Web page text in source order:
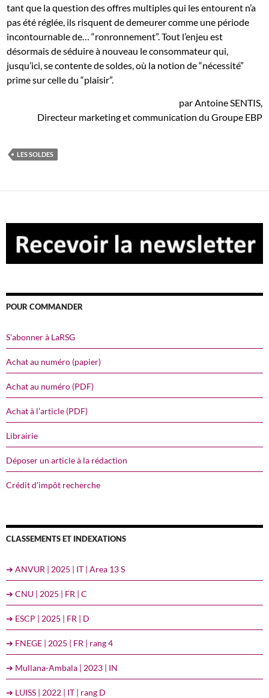
tant que la question des offres multiples qui les entourent n’a
pas été réglée, ils risquent de demeurer comme une période
incontournable de… “ronronnement”. Tout l’enjeu est
désormais de séduire à nouveau le consommateur qui,
jusqu’ici, se contente de soldes, où la notion de “nécessité”
prime sur celle du “plaisir”.
par Antoine SENTIS,
Directeur marketing et communication du Groupe EBP
LES SOLDES
POUR COMMANDER
S’abonner à LaRSG
Achat au numéro (papier)
Achat au numéro (PDF)
Achat à l’article (PDF)
Librairie
Déposer un article à la rédaction
Crédit d’impôt recherche
CLASSEMENTS ET INDEXATIONS
➔ ANVUR | 2025 | IT | Area 13 S
➔ CNU | 2025 | FR | C
➔ ESCP | 2025 | FR | D
➔ FNEGE | 2025 | FR | rang 4
➔ Mullana-Ambala | 2023 | IN
➔ LUISS | 2022 | IT | rang D